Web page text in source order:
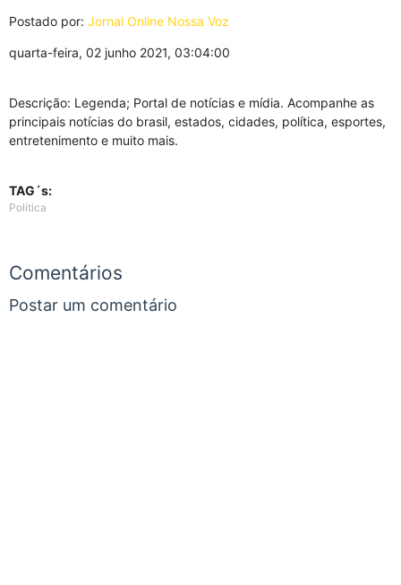
Postado por: Jornal Online Nossa Voz
quarta-feira, 02 junho 2021, 03:04:00
Descrição: Legenda; Portal de notícias e mídia. Acompanhe as
principais notícias do brasil, estados, cidades, política, esportes,
entretenimento e muito mais.
TAG´s:
Política
Comentários
Postar um comentário